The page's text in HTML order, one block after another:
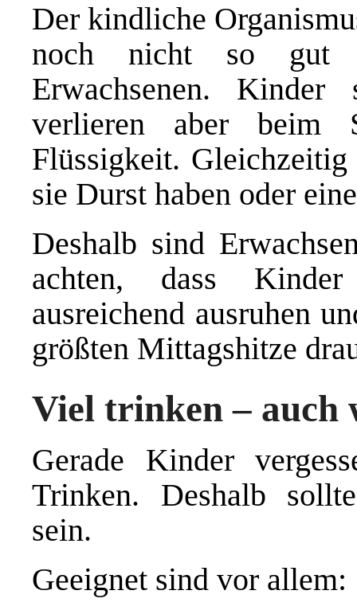
Der kindliche
noch nicht so gut
Erwachsenen. Kinder
verlieren aber beim
Flüssigkeit.
sie Durst haben oder
Deshalb sind
achten, dass
ausreichend ausruhen
größten Mittagshitze
Viel trinken – auch
Gerade Kinder
Trinken. Deshalb
sein.
Geeignet sind vor allem: